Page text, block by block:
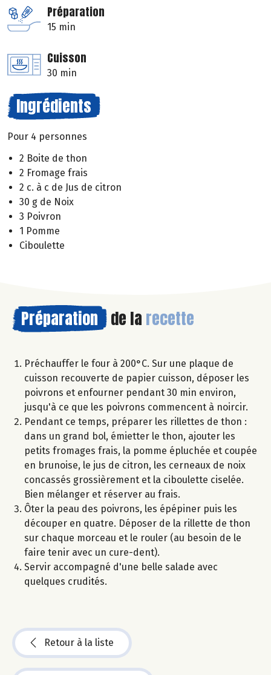
Préparation
15 min
Cuisson
30 min
Ingrédients
Pour 4 personnes
2 Boite de thon
2 Fromage frais
2 c. à c de Jus de citron
30 g de Noix
3 Poivron
1 Pomme
Ciboulette
Préparation de la recette
Préchauffer le four à 200°C. Sur une plaque de
cuisson recouverte de papier cuisson, déposer les
poivrons et enfourner pendant 30 min environ,
jusqu'à ce que les poivrons commencent à noircir.
Pendant ce temps, préparer les rillettes de thon :
dans un grand bol, émietter le thon, ajouter les
petits fromages frais, la pomme épluchée et coupée
en brunoise, le jus de citron, les cerneaux de noix
concassés grossièrement et la ciboulette ciselée.
Bien mélanger et réserver au frais.
Ôter la peau des poivrons, les épépiner puis les
découper en quatre. Déposer de la rillette de thon
sur chaque morceau et le rouler (au besoin de le
faire tenir avec un cure-dent).
Servir accompagné d'une belle salade avec
quelques crudités.
Retour à la liste